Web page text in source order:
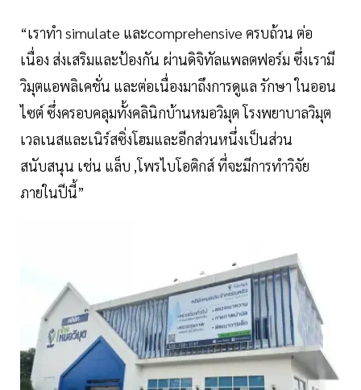
“เราทำ simulate และcomprehensive ครบถ้วน ต่อ
เนื่อง ส่งเสริมและป้องกัน ผ่านดิจิทัลแพลตฟอร์ม ซึ่งเรามี
วิมุตแอพลิเคชั่น และต่อเนื่องมาถึงการดูแล รักษา ในออน
ไซต์ ซึ่งครอบคลุมทั้งคลินิกบ้านหมอวิมุต โรงพยาบาลวิมุต
เวลเนสและเนิร์สซิ่งโฮมและอีกส่วนหนึ่งเป็นส่วน
สนับสนุน เช่น แล็บ ,โพรไบโอติกส์ ที่จะมีการทำวิจัย
ภายในปีนี้”